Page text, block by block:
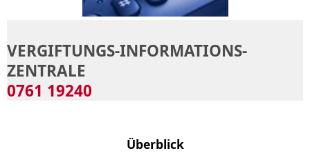
Vergiftungs-Informations-Zentrale
VERGIFTUNGS-INFORMATIONS-
ZENTRALE
0761 19240
Überblick